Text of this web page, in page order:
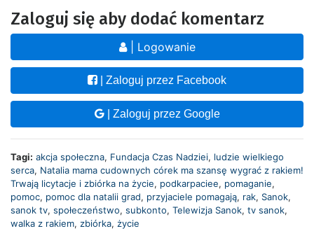
Zaloguj się aby dodać komentarz
| Logowanie
| Zaloguj przez Facebook
| Zaloguj przez Google
Tagi: akcja społeczna, Fundacja Czas Nadziei, ludzie wielkiego
serca, Natalia mama cudownych córek ma szansę wygrać z rakiem!
Trwają licytacje i zbiórka na życie, podkarpaciee, pomaganie,
pomoc, pomoc dla natalii grad, przyjaciele pomagają, rak, Sanok,
sanok tv, społeczeństwo, subkonto, Telewizja Sanok, tv sanok,
walka z rakiem, zbiórka, życie